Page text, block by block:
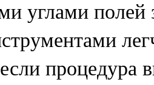
углами
процедура